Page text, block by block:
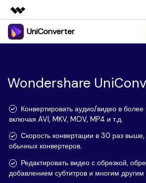
Рекомендуемые продукты
Решения
О нас
Новости
Покупка
UniConverter
Windows
Mac
UniConverter для Mac
Функции
Больше инструментов
Руководство
Блог
Пользователи Социальных Сетей
ВидеоурокиПосмотрите видеоурок и узнайте, как
Wondershare
Конвертировать аудио/видео в
включая AVI, MKV, MOV, MP4 и т.д.
Скорость конвертации в 30 раз выше,
обычных конвертеров.
Редактировать видео с обрезкой,
добавлением субтитров и многим другим